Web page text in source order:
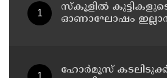
സ്‌കൂളില്‍
ഓണാഘോഷം
ഹോര്‍മൂസ്